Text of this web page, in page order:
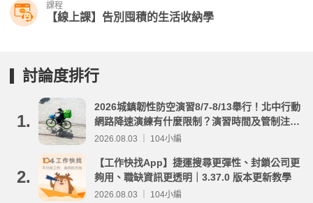
課程
【線上課】告別囤積的生活收納學
討論度排行
1.
2026城鎮韌性防空演習8/7-8/13舉行！北中行動
網路降速演練有什麼限制？演習時間及管制注意
事項整理
2026.08.03 ｜ 104小編
2.
【工作快找App】捷運搜尋更彈性、封鎖公司更
夠用、職缺資訊更透明｜3.37.0 版本更新教學
2026.08.03 ｜ 104小編